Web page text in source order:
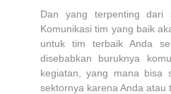
Dan yang terpenting dari
Komunikasi tim yang baik
untuk tim terbaik Anda
disebabkan buruknya
kegiatan, yang mana bisa
sektornya karena Anda atau